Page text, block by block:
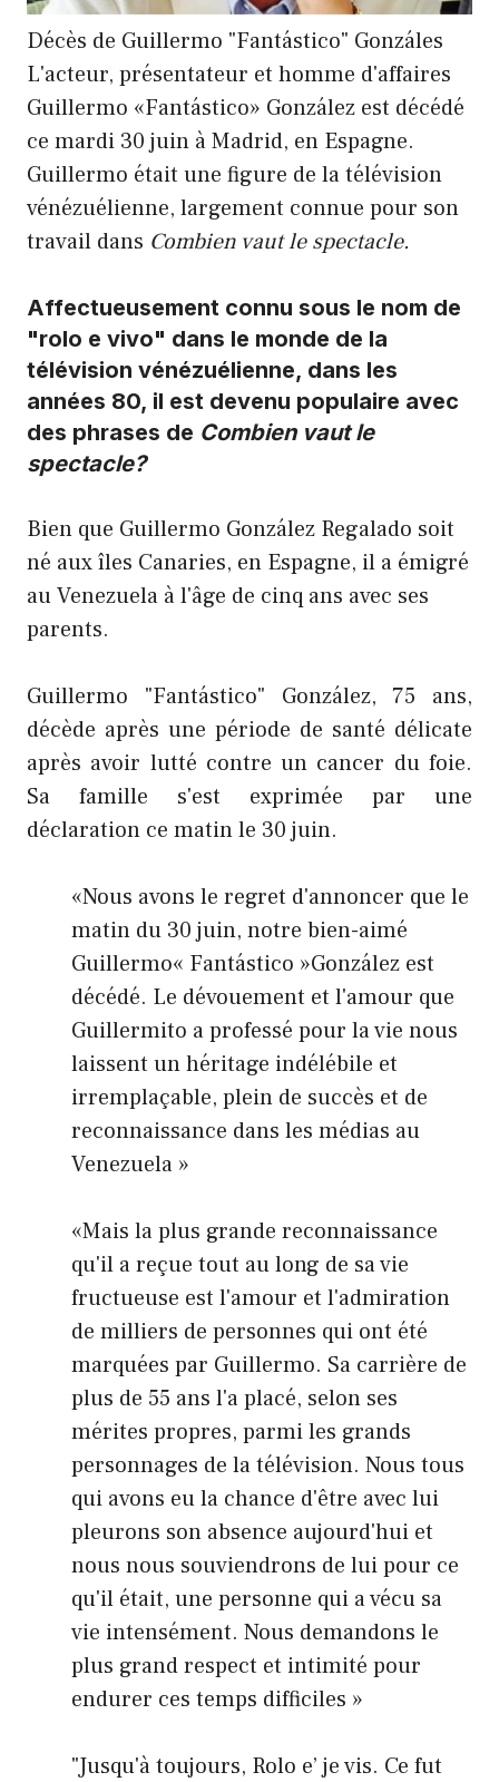
Décès de Guillermo "Fantástico" Gonzáles
L'acteur, présentateur et homme d'affaires
Guillermo «Fantástico» González est décédé
ce mardi 30 juin à Madrid, en Espagne.
Guillermo était une figure de la télévision
vénézuélienne, largement connue pour son
travail dans Combien vaut le spectacle.
Affectueusement connu sous le nom de
"rolo e vivo" dans le monde de la
télévision vénézuélienne, dans les
années 80, il est devenu populaire avec
des phrases de Combien vaut le
spectacle?
Bien que Guillermo González Regalado soit
né aux îles Canaries, en Espagne, il a émigré
au Venezuela à l'âge de cinq ans avec ses
parents.
Guillermo "Fantástico" González, 75 ans,
décède après une période de santé délicate
après avoir lutté contre un cancer du foie.
Sa famille s'est exprimée par une
déclaration ce matin le 30 juin.
«Nous avons le regret d'annoncer que le
matin du 30 juin, notre bien-aimé
Guillermo« Fantástico »González est
décédé. Le dévouement et l'amour que
Guillermito a professé pour la vie nous
laissent un héritage indélébile et
irremplaçable, plein de succès et de
reconnaissance dans les médias au
Venezuela »
«Mais la plus grande reconnaissance
qu'il a reçue tout au long de sa vie
fructueuse est l'amour et l'admiration
de milliers de personnes qui ont été
marquées par Guillermo. Sa carrière de
plus de 55 ans l'a placé, selon ses
mérites propres, parmi les grands
personnages de la télévision. Nous tous
qui avons eu la chance d'être avec lui
pleurons son absence aujourd'hui et
nous nous souviendrons de lui pour ce
qu'il était, une personne qui a vécu sa
vie intensément. Nous demandons le
plus grand respect et intimité pour
endurer ces temps difficiles »
"Jusqu'à toujours, Rolo e’ je vis. Ce fut